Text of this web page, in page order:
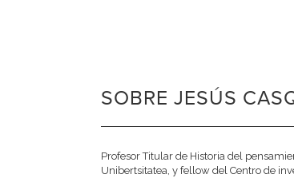
SOBRE JESÚS
Profesor Titular de Historia del
Unibertsitatea, y fellow del Centro de